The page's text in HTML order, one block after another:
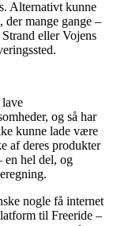
Alternativt kunne
mange gange –
eller Vojens
og så har
kunne lade være
af deres produkter
en hel del, og
nogle få internet
til Freeride –